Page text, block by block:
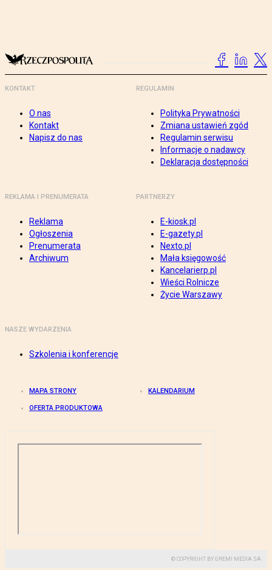
KONTAKT
O nas
Kontakt
Napisz do nas
REGULAMIN
Polityka Prywatności
Zmiana ustawień zgód
Regulamin serwisu
Informacje o nadawcy
Deklaracja dostępności
REKLAMA I PRENUMERATA
Reklama
Ogłoszenia
Prenumerata
Archiwum
PARTNERZY
E-kiosk.pl
E-gazety.pl
Nexto.pl
Mała księgowość
Kancelarierp.pl
Wieści Rolnicze
Życie Warszawy
NASZE WYDARZENIA
Szkolenia i konferencje
MAPA STRONY KALENDARIUM
OFERTA PRODUKTOWA
© COPYRIGHT BY GREMI MEDIA SA